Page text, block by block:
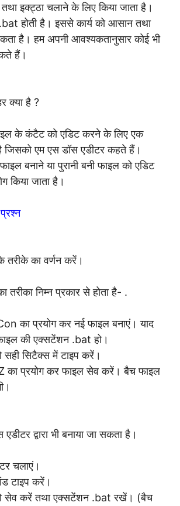
इक्ट्ठा चलाने के लिए किया जाता है।
होती है। इससे कार्य को आसान तथा
है। हम अपनी आवश्यकतानुसार कोई भी
हैं।
क्या है ?
के कंटैट को एडिट करने के लिए एक
जिसको एम एस डॉस एडीटर कहते हैं।
बनाने या पुरानी बनी फाइल को एडिट
किया जाता है।
तरीके का वर्णन करें।
तरीका निम्न प्रकार से होता है- .
का प्रयोग कर नई फाइल बनाएं। याद
की एक्सटेंशन .bat हो।
सही सिटैक्स में टाइप करें।
का प्रयोग कर फाइल सेव करें। बैच फाइल
द्वारा भी बनाया जा सकता है।
चलाएं।
टाइप करें।
सेव करें तथा एक्सटेंशन .bat रखें। (बैच